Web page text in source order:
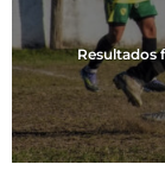
Resultados